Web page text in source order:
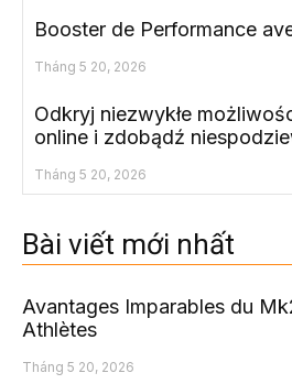
Booster de Performance
Tháng 5 20, 2026
Odkryj niezwykłe
online i zdobądź
Tháng 5 20, 2026
Bài viết mới nhất
Avantages Imparables du
Athlètes
Tháng 5 20, 2026